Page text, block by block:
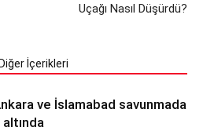
Uçağı Nasıl Düşürdü?
İçerikleri
ve İslamabad savunmada